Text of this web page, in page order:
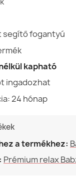
segítő fogantyú
kapható
ingadozhat
24 hónap
a termékhez:
Prémium relax